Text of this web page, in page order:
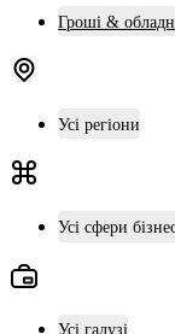
Гроші &
Усі регіони
Усі сфери
Усі галузі